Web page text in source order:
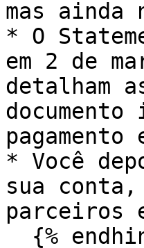
mas ainda
* O
em 2 de
detalham
pagamento
* Você
sua conta,
parceiros